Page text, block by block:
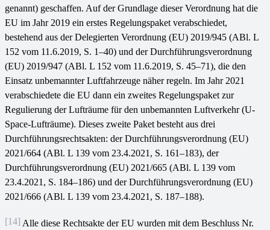
genannt) geschaffen. Auf der Grundlage dieser Verordnung hat die
EU im Jahr 2019 ein erstes Regelungspaket verabschiedet,
bestehend aus der Delegierten Verordnung (EU) 2019/945 (ABl. L
152 vom 11.6.2019, S. 1–40) und der Durchführungsverordnung
(EU) 2019/947 (ABl. L 152 vom 11.6.2019, S. 45–71), die den
Einsatz unbemannter Luftfahrzeuge näher regeln. Im Jahr 2021
verabschiedete die EU dann ein zweites Regelungspaket zur
Regulierung der Lufträume für den unbemannten Luftverkehr (U-
Space-Lufträume). Dieses zweite Paket besteht aus drei
Durchführungsrechtsakten: der Durchführungsverordnung (EU)
2021/664 (ABl. L 139 vom 23.4.2021, S. 161–183), der
Durchführungsverordnung (EU) 2021/665 (ABl. L 139 vom
23.4.2021, S. 184–186) und der Durchführungsverordnung (EU)
2021/666 (ABl. L 139 vom 23.4.2021, S. 187–188).
[14] Alle diese Rechtsakte der EU wurden mit dem Beschluss Nr.